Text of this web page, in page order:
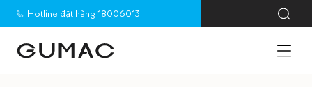
Hotline đặt hàng 18006013